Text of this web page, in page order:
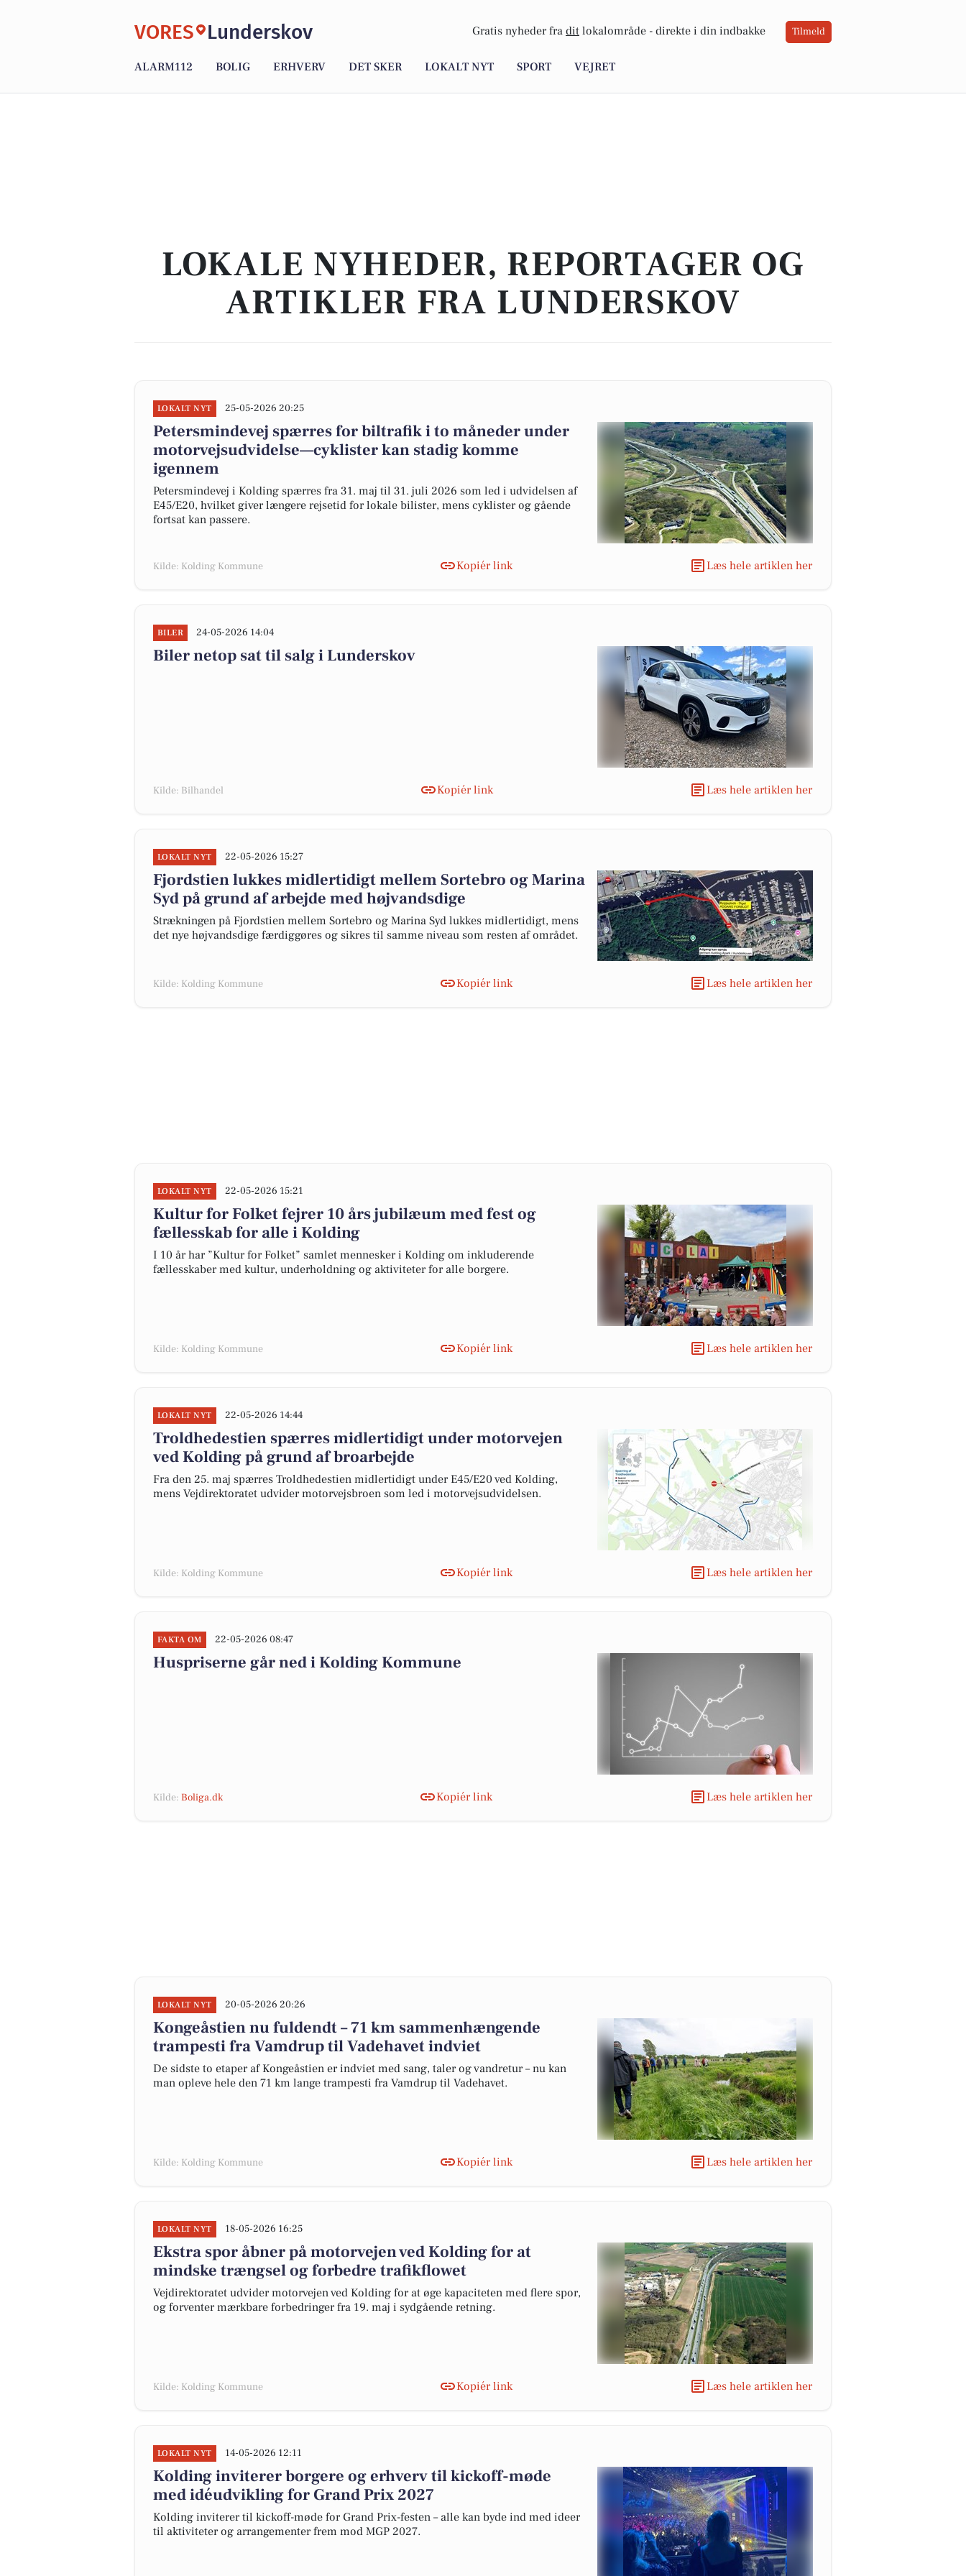
VORES Lunderskov Gratis nyheder fra dit lokalområde - direkte i din indbakke Tilmeld
ALARM112 BOLIG ERHVERV DET SKER LOKALT NYT SPORT VEJRET
LOKALE NYHEDER, REPORTAGER OG
ARTIKLER FRA LUNDERSKOV
LOKALT NYT 25-05-2026 20:25
Petersmindevej spærres for biltrafik i to måneder under
motorvejsudvidelse—cyklister kan stadig komme
igennem
Petersmindevej i Kolding spærres fra 31. maj til 31. juli 2026 som led i udvidelsen af
E45/E20, hvilket giver længere rejsetid for lokale bilister, mens cyklister og gående
fortsat kan passere.
Kilde: Kolding Kommune Kopiér link Læs hele artiklen her
BILER 24-05-2026 14:04
Biler netop sat til salg i Lunderskov
Kilde: Bilhandel Kopiér link Læs hele artiklen her
LOKALT NYT 22-05-2026 15:27
Fjordstien lukkes midlertidigt mellem Sortebro og Marina
Syd på grund af arbejde med højvandsdige
Strækningen på Fjordstien mellem Sortebro og Marina Syd lukkes midlertidigt, mens
det nye højvandsdige færdiggøres og sikres til samme niveau som resten af området.
Kilde: Kolding Kommune Kopiér link Læs hele artiklen her
LOKALT NYT 22-05-2026 15:21
Kultur for Folket fejrer 10 års jubilæum med fest og
fællesskab for alle i Kolding
I 10 år har ”Kultur for Folket” samlet mennesker i Kolding om inkluderende
fællesskaber med kultur, underholdning og aktiviteter for alle borgere.
Kilde: Kolding Kommune Kopiér link Læs hele artiklen her
LOKALT NYT 22-05-2026 14:44
Troldhedestien spærres midlertidigt under motorvejen
ved Kolding på grund af broarbejde
Fra den 25. maj spærres Troldhedestien midlertidigt under E45/E20 ved Kolding,
mens Vejdirektoratet udvider motorvejsbroen som led i motorvejsudvidelsen.
Kilde: Kolding Kommune Kopiér link Læs hele artiklen her
FAKTA OM 22-05-2026 08:47
Huspriserne går ned i Kolding Kommune
Kilde: Boliga.dk Kopiér link Læs hele artiklen her
LOKALT NYT 20-05-2026 20:26
Kongeåstien nu fuldendt – 71 km sammenhængende
trampesti fra Vamdrup til Vadehavet indviet
De sidste to etaper af Kongeåstien er indviet med sang, taler og vandretur – nu kan
man opleve hele den 71 km lange trampesti fra Vamdrup til Vadehavet.
Kilde: Kolding Kommune Kopiér link Læs hele artiklen her
LOKALT NYT 18-05-2026 16:25
Ekstra spor åbner på motorvejen ved Kolding for at
mindske trængsel og forbedre trafikflowet
Vejdirektoratet udvider motorvejen ved Kolding for at øge kapaciteten med flere spor,
og forventer mærkbare forbedringer fra 19. maj i sydgående retning.
Kilde: Kolding Kommune Kopiér link Læs hele artiklen her
LOKALT NYT 14-05-2026 12:11
Kolding inviterer borgere og erhverv til kickoff-møde
med idéudvikling for Grand Prix 2027
Kolding inviterer til kickoff-møde for Grand Prix-festen – alle kan byde ind med ideer
til aktiviteter og arrangementer frem mod MGP 2027.